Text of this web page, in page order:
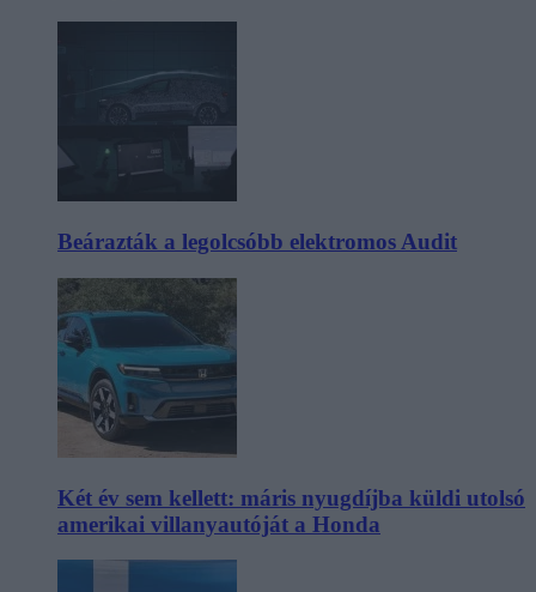
Beárazták a legolcsóbb elektromos Audit
Két év sem kellett: máris nyugdíjba küldi utolsó
amerikai villanyautóját a Honda